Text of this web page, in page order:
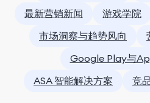
最新营销新闻
游戏学院
市场洞察与趋势风向
Google Play与
ASA 智能解决方案
竞